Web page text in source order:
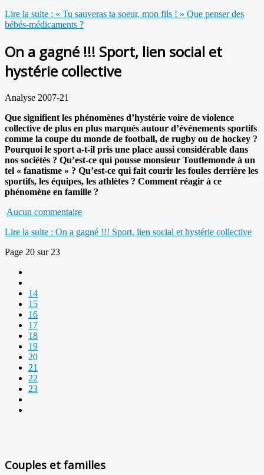
Lire la suite : « Tu sauveras ta soeur, mon fils ! » Que penser des
bébés-médicaments ?
On a gagné !!! Sport, lien social et
hystérie collective
Analyse 2007-21
Que signifient les phénomènes d’hystérie voire de violence
collective de plus en plus marqués autour d’événements sportifs
comme la coupe du monde de football, de rugby ou de hockey ?
Pourquoi le sport a-t-il pris une place aussi considérable dans
nos sociétés ? Qu’est-ce qui pousse monsieur Toutlemonde à un
tel « fanatisme » ? Qu’est-ce qui fait courir les foules derrière les
sportifs, les équipes, les athlètes ? Comment réagir à ce
phénomène en famille ?
Aucun commentaire
Lire la suite : On a gagné !!! Sport, lien social et hystérie collective
Page 20 sur 23
14
15
16
17
18
19
20
21
22
23
Couples et familles